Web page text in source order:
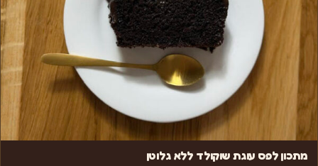
מתכון לפס עוגת שוקולד ללא גלוטן